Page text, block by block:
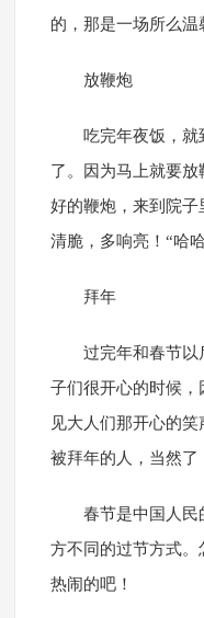
的，那是一场所么温
放鞭炮
吃完年夜饭，
了。因为马上就要
好的鞭炮，来到院子
清脆，多响亮！“哈
拜年
过完年和春节以
子们很开心的时候
见大人们那开心的
被拜年的人，当然了
春节是中国人民
方不同的过节方式
热闹的吧！